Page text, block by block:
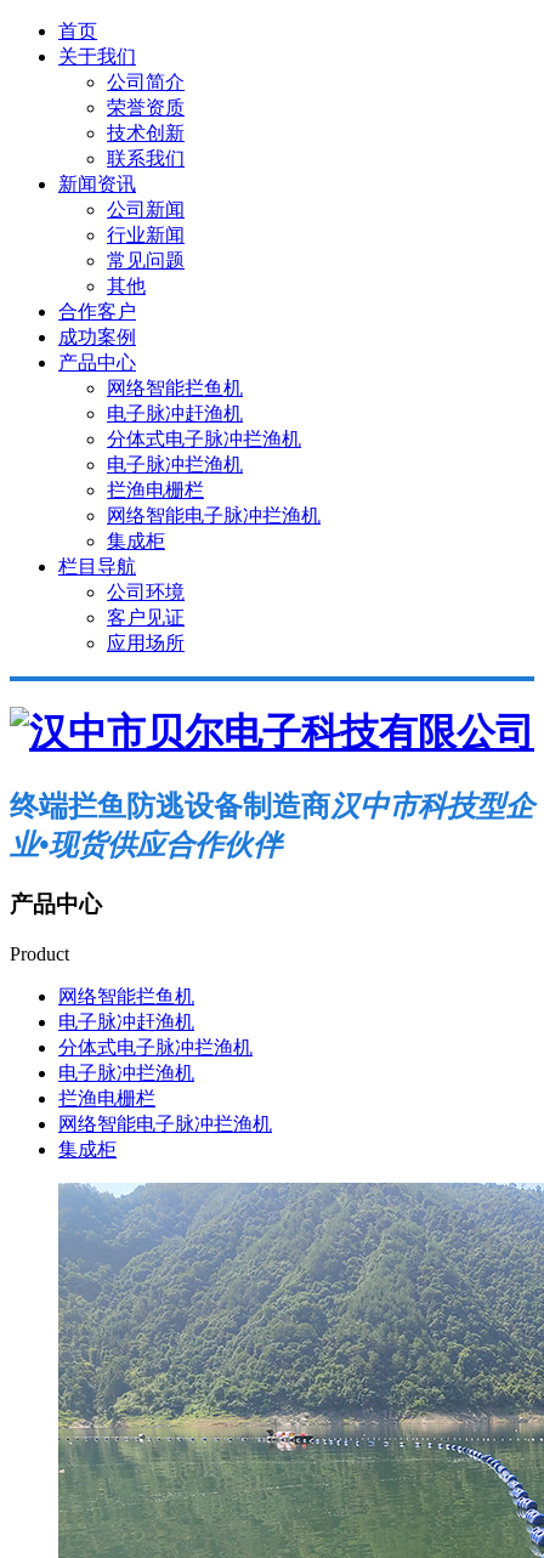
首页
关于我们
公司简介
荣誉资质
技术创新
联系我们
新闻资讯
公司新闻
行业新闻
常见问题
其他
合作客户
成功案例
产品中心
网络智能拦鱼机
电子脉冲赶渔机
分体式电子脉冲拦渔机
电子脉冲拦渔机
拦渔电栅栏
网络智能电子脉冲拦渔机
集成柜
栏目导航
公司环境
客户见证
应用场所
终端拦鱼防逃设备制造商汉中市科技型企
业•现货供应合作伙伴
产品中心
Product
网络智能拦鱼机
电子脉冲赶渔机
分体式电子脉冲拦渔机
电子脉冲拦渔机
拦渔电栅栏
网络智能电子脉冲拦渔机
集成柜